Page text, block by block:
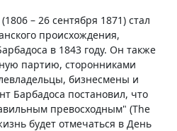
– 26 сентября 1871) стал
происхождения,
в 1843 году. Он также
партию, сторонниками
бизнесмены и
Барбадоса постановил, что
превосходным" (The
будет отмечаться в День